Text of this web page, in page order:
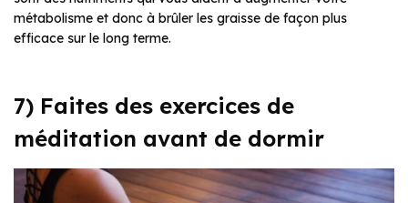
métabolisme et donc à brûler les graisse de façon plus
efficace sur le long terme.
7) Faites des exercices de
méditation avant de dormir